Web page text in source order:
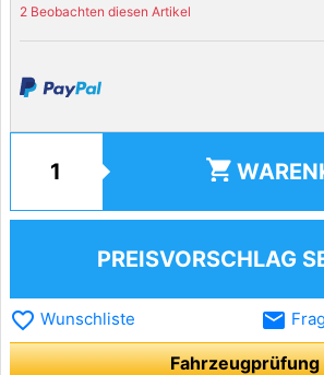
2 Beobachten diesen Artikel
shopping_cart
PREISVORSCHLAG
favorite_border Wunschliste email
Fahrzeugprüfung